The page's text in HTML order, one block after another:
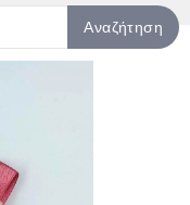
Αναζήτηση